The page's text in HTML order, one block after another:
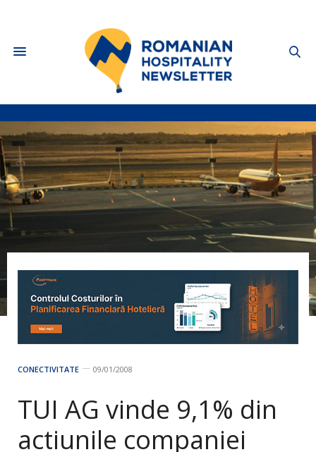
CONECTIVITATE 09/01/2008
TUI AG vinde 9,1% din
actiunile companiei